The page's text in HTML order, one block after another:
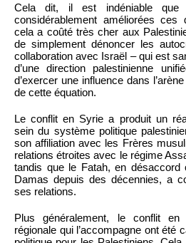
Cela dit, il est indéniable
considérablement améliorées ces
cela a coûté très cher aux
de simplement dénoncer les
collaboration avec Israël – qui est
d’une direction palestinienne
d’exercer une influence dans
de cette équation.
Le conflit en Syrie a produit un
sein du système politique
son affiliation avec les Frères
relations étroites avec le régime
tandis que le Fatah, en désaccord
Damas depuis des décennies, a
ses relations.
Plus généralement, le conflit
régionale qui l’accompagne ont été